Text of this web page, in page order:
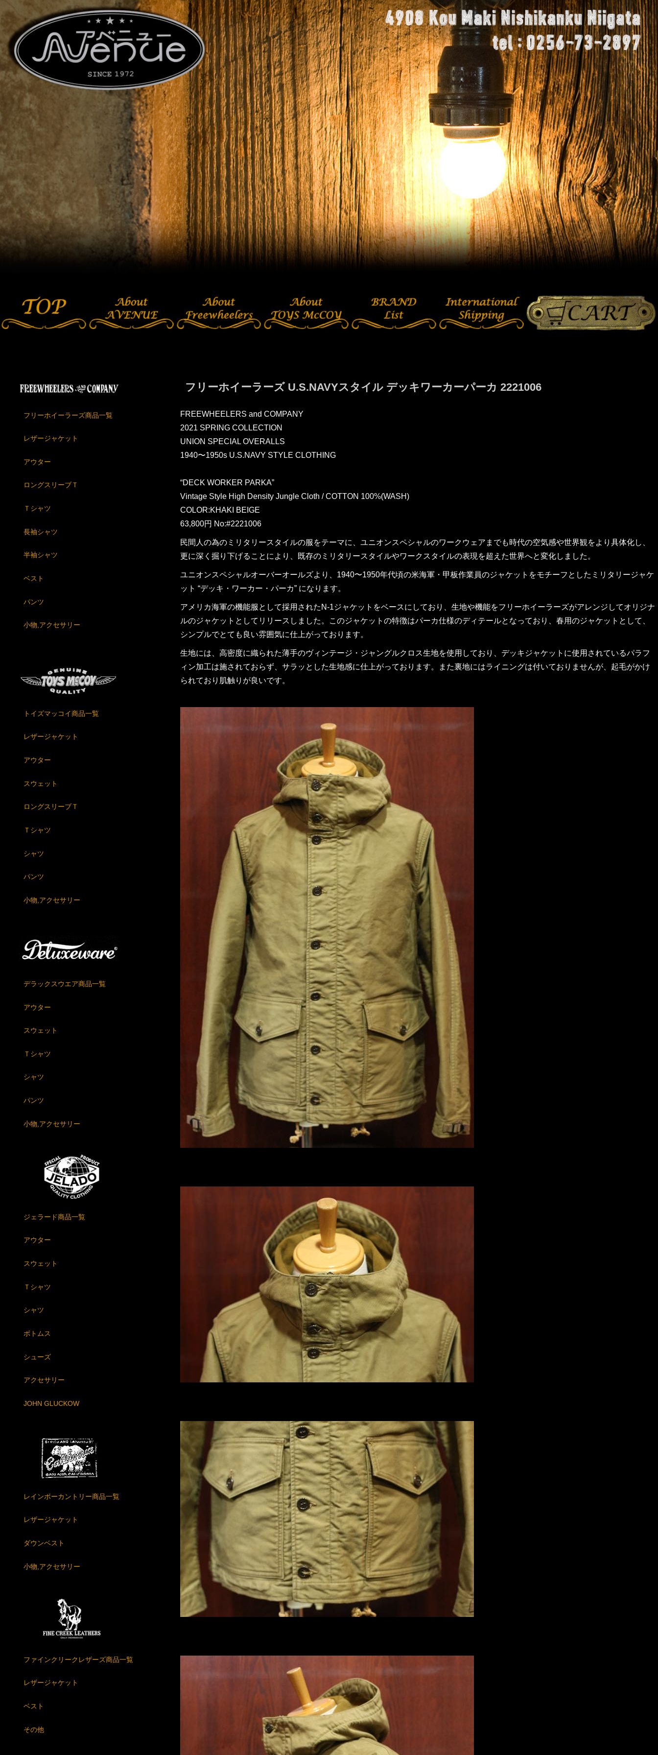
フリーホイーラーズ U.S.NAVYスタイル デッキワーカーパーカ 2221006
FREEWHEELERS and COMPANY
2021 SPRING COLLECTION
UNION SPECIAL OVERALLS
1940〜1950s U.S.NAVY STYLE CLOTHING
“DECK WORKER PARKA”
Vintage Style High Density Jungle Cloth / COTTON 100%(WASH)
COLOR:KHAKI BEIGE
63,800円 No:#2221006
民間人の為のミリタリースタイルの服をテーマに、ユニオンスペシャルのワークウェアまでも時代の空気感や世界観をより具体化し、
更に深く掘り下げることにより、既存のミリタリースタイルやワークスタイルの表現を超えた世界へと変化しました。
ユニオンスペシャルオーバーオールズより、1940〜1950年代頃の米海軍・甲板作業員のジャケットをモチーフとしたミリタリージャケ
ット “デッキ・ワーカー・パーカ” になります。
アメリカ海軍の機能服として採用されたN-1ジャケットをベースにしており、生地や機能をフリーホイーラーズがアレンジしてオリジナ
ルのジャケットとしてリリースしました。このジャケットの特徴はパーカ仕様のディテールとなっており、春用のジャケットとして、
シンプルでとても良い雰囲気に仕上がっております。
生地には、高密度に織られた薄手のヴィンテージ・ジャングルクロス生地を使用しており、デッキジャケットに使用されているパラフ
ィン加工は施されておらず、サラッとした生地感に仕上がっております。また裏地にはライニングは付いておりませんが、起毛がかけ
られており肌触りが良いです。
フリーホイーラーズ商品一覧
レザージャケット
アウター
ロングスリーブＴ
Ｔシャツ
長袖シャツ
半袖シャツ
ベスト
パンツ
小物,アクセサリー
トイズマッコイ商品一覧
レザージャケット
アウター
スウェット
ロングスリーブＴ
Ｔシャツ
シャツ
パンツ
小物,アクセサリー
デラックスウエア商品一覧
アウター
スウェット
Ｔシャツ
シャツ
パンツ
小物,アクセサリー
ジェラード商品一覧
アウター
スウェット
Ｔシャツ
シャツ
ボトムス
シューズ
アクセサリー
JOHN GLUCKOW
レインボーカントリー商品一覧
レザージャケット
ダウンベスト
小物,アクセサリー
ファインクリークレザーズ商品一覧
レザージャケット
ベスト
その他